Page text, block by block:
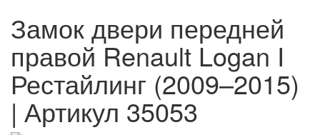
Замок двери передней
правой Renault Logan I
Рестайлинг (2009–2015)
| Артикул 35053